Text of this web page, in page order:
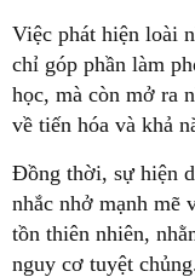
Việc phát hiện loài
chỉ góp phần làm
học, mà còn mở ra
về tiến hóa và khả
Đồng thời, sự hiện
nhắc nhở mạnh mẽ
tồn thiên nhiên,
nguy cơ tuyệt